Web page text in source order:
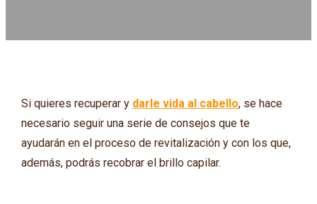
Si quieres recuperar y darle vida al cabello, se hace
necesario seguir una serie de consejos que te
ayudarán en el proceso de revitalización y con los que,
además, podrás recobrar el brillo capilar.